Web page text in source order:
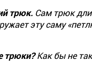
трюк. Сам трюк
эту саму
трюки?Как бы не